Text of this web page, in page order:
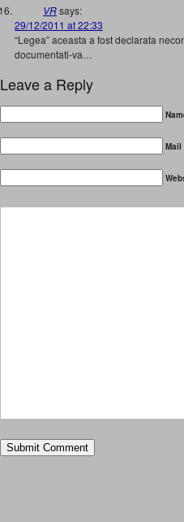
VRsays:
29/12/2011 at 22:33
“Legea” aceasta a fost declarata
documentati-va…
Leave a Reply
Mail